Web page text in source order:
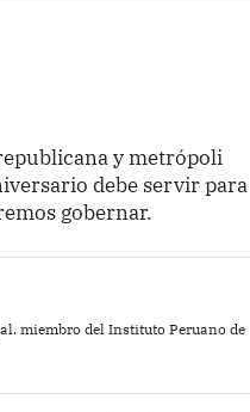
y metrópoli
debe servir para
gobernar.
miembro del Instituto Peruano de